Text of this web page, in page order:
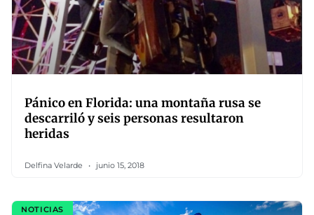
Pánico en Florida: una montaña rusa se
descarriló y seis personas resultaron
heridas
Delfina Velarde junio 15, 2018
NOTICIAS